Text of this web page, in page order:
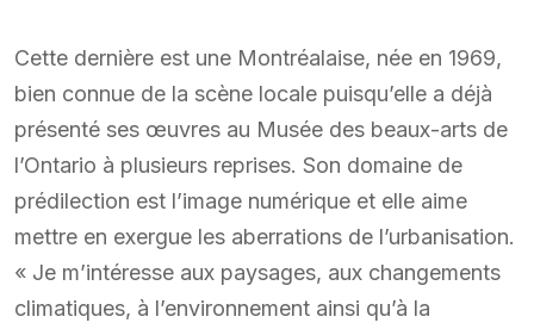
Cette dernière est une Montréalaise, née en 1969,
bien connue de la scène locale puisqu’elle a déjà
présenté ses œuvres au Musée des beaux-arts de
l’Ontario à plusieurs reprises. Son domaine de
prédilection est l’image numérique et elle aime
mettre en exergue les aberrations de l’urbanisation.
« Je m’intéresse aux paysages, aux changements
climatiques, à l’environnement ainsi qu’à la